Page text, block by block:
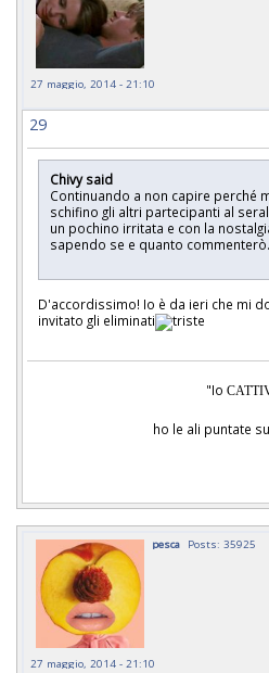
27 maggio, 2014 - 21:10
29
Chivy said
Continuando a non capire perché
schifino gli altri partecipanti al
un pochino irritata e con la
sapendo se e quanto
D'accordissimo! Io è da ieri che mi
invitato gli eliminati
"Io
ho le ali puntate
pesca Posts: 35925
27 maggio, 2014 - 21:10